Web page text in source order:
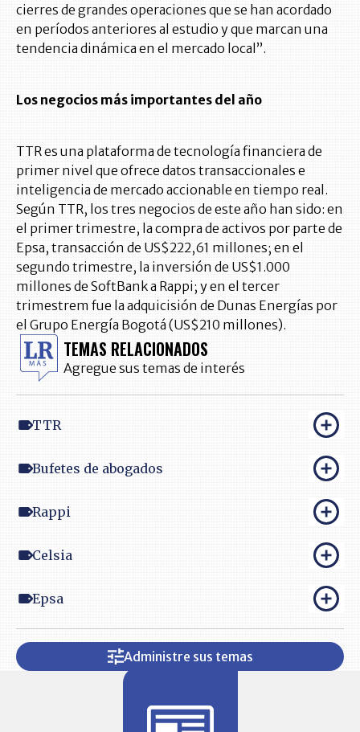
cierres de grandes operaciones que se han acordado
en períodos anteriores al estudio y que marcan una
tendencia dinámica en el mercado local”.
Los negocios más importantes del año
TTR es una plataforma de tecnología financiera de
primer nivel que ofrece datos transaccionales e
inteligencia de mercado accionable en tiempo real.
Según TTR, los tres negocios de este año han sido: en
el primer trimestre, la compra de activos por parte de
Epsa, transacción de US$222,61 millones; en el
segundo trimestre, la inversión de US$1.000
millones de SoftBank a Rappi; y en el tercer
trimestrem fue la adquicisión de Dunas Energías por
el Grupo Energía Bogotá (US$210 millones).
TEMAS RELACIONADOS
Agregue sus temas de interés
TTR
Bufetes de abogados
Rappi
Celsia
Epsa
Administre sus temas